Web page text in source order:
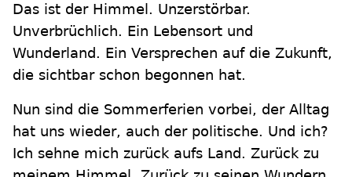
Das ist der Himmel. Unzerstörbar.
Unverbrüchlich. Ein Lebensort und
Wunderland. Ein Versprechen auf die Zukunft,
die sichtbar schon begonnen hat.
Nun sind die Sommerferien vorbei, der Alltag
hat uns wieder, auch der politische. Und ich?
Ich sehne mich zurück aufs Land. Zurück zu